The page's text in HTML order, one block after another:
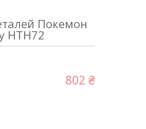
Покемон
HTH72
802 ₴